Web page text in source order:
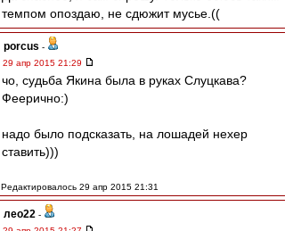
темпом опоздаю, не сдюжит мусье.((
porcus -
29 апр 2015 21:29
чо, судьба Якина была в руках Слуцкава?
Феерично:)
надо было подсказать, на лошадей нехер
ставить)))
Редактировалось 29 апр 2015 21:31
лео22 -